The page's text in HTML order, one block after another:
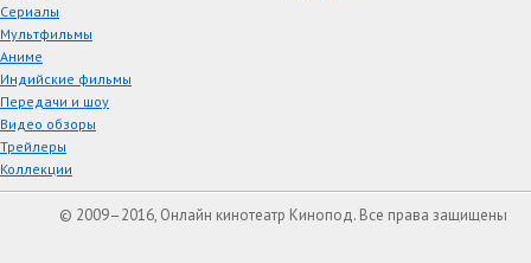
Сериалы
Мультфильмы
Аниме
Индийские фильмы
Передачи и шоу
Видео обзоры
Трейлеры
Коллекции
© 2009–2016, Онлайн кинотеатр Кинопод. Все права защищены